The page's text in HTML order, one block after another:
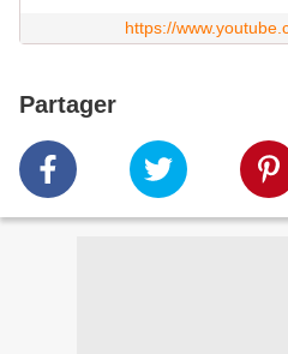
https://
Partager